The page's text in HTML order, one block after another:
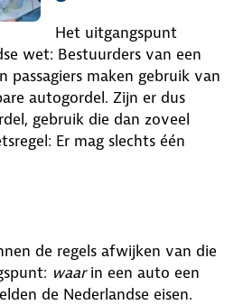
Het uitgangspunt
wet: Bestuurders van een
maken gebruik van
autogordel. Zijn er dus
gebruik die dan zoveel
Er mag slechts één
de regels afwijken van die
waarin een auto een
de Nederlandse eisen.